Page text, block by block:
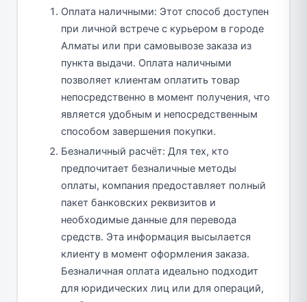
Оплата наличными: Этот способ доступен
при личной встрече с курьером в городе
Алматы или при самовывозе заказа из
пункта выдачи. Оплата наличными
позволяет клиентам оплатить товар
непосредственно в момент получения, что
является удобным и непосредственным
способом завершения покупки.
Безналичный расчёт: Для тех, кто
предпочитает безналичные методы
оплаты, компания предоставляет полный
пакет банковских реквизитов и
необходимые данные для перевода
средств. Эта информация высылается
клиенту в момент оформления заказа.
Безналичная оплата идеально подходит
для юридических лиц или для операций,